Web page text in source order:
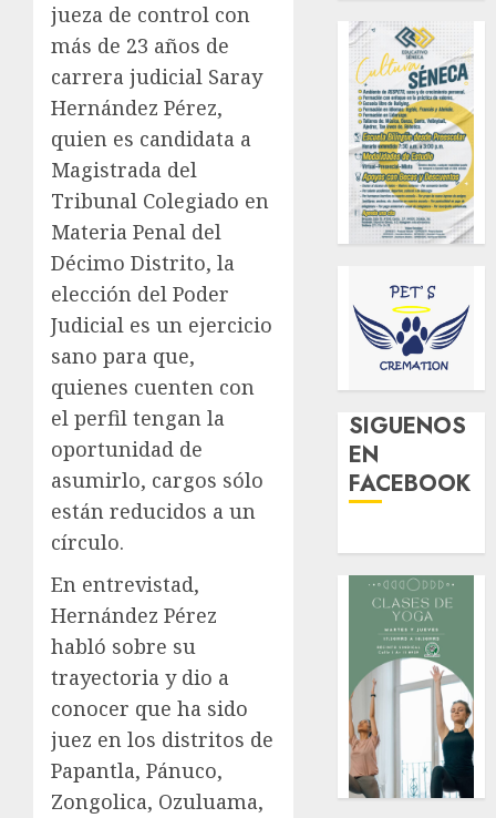
jueza de control con
más de 23 años de
carrera judicial Saray
Hernández Pérez,
quien es candidata a
Magistrada del
Tribunal Colegiado en
Materia Penal del
Décimo Distrito, la
elección del Poder
Judicial es un ejercicio
sano para que,
quienes cuenten con
el perfil tengan la
oportunidad de
asumirlo, cargos sólo
están reducidos a un
círculo.
En entrevistad,
Hernández Pérez
habló sobre su
trayectoria y dio a
conocer que ha sido
juez en los distritos de
Papantla, Pánuco,
Zongolica, Ozuluama,
SIGUENOS
EN
FACEBOOK